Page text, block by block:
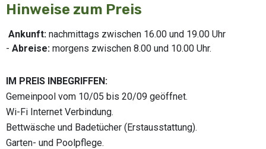
Hinweise zum Preis
Ankunft: nachmittags zwischen 16.00 und 19.00 Uhr
- Abreise: morgens zwischen 8.00 und 10.00 Uhr.
IM PREIS INBEGRIFFEN:
Gemeinpool vom 10/05 bis 20/09 geöffnet.
Wi-Fi Internet Verbindung.
Bettwäsche und Badetücher (Erstausstattung).
Garten- und Poolpflege.